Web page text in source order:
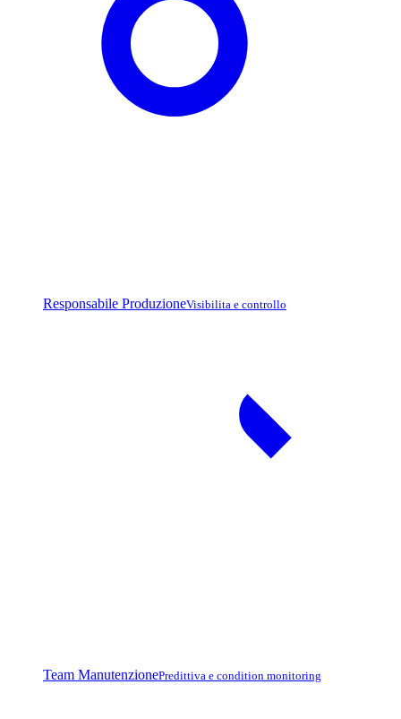
Responsabile ProduzioneVisibilita e controllo
Team ManutenzionePredittiva e condition monitoring